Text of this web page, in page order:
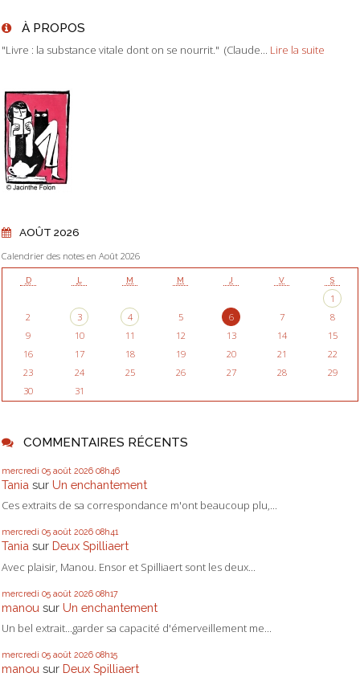
À PROPOS
"Livre : la substance vitale dont on se nourrit." (Claude... Lire la suite
AOÛT 2026
Calendrier des notes en Août 2026
D L M M J V S
1
2
3 4 5 6 7
8
9
10 11 12 13 14
15
16
17 18 19 20 21
22
23
24 25 26 27 28
29
30
31
COMMENTAIRES RÉCENTS
mercredi 05 août 2026 08h46
Tania sur Un enchantement
Ces extraits de sa correspondance m'ont beaucoup plu,...
mercredi 05 août 2026 08h41
Tania sur Deux Spilliaert
Avec plaisir, Manou. Ensor et Spilliaert sont les deux...
mercredi 05 août 2026 08h17
manou sur Un enchantement
Un bel extrait...garder sa capacité d'émerveillement me...
mercredi 05 août 2026 08h15
manou sur Deux Spilliaert